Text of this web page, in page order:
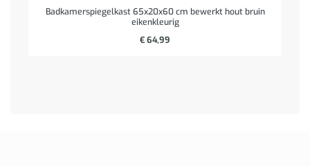
Badkamerspiegelkast 65x20x60 cm bewerkt hout bruin
eikenkleurig
€64,99